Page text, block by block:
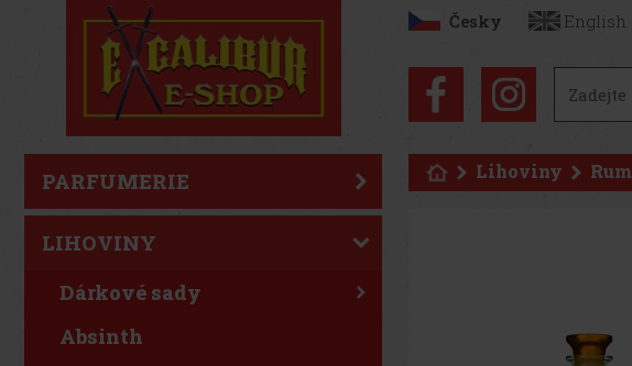
Česky English
PARFUMERIE
LIHOVINY
Dárkové sady
Absinth
Lihoviny Rum